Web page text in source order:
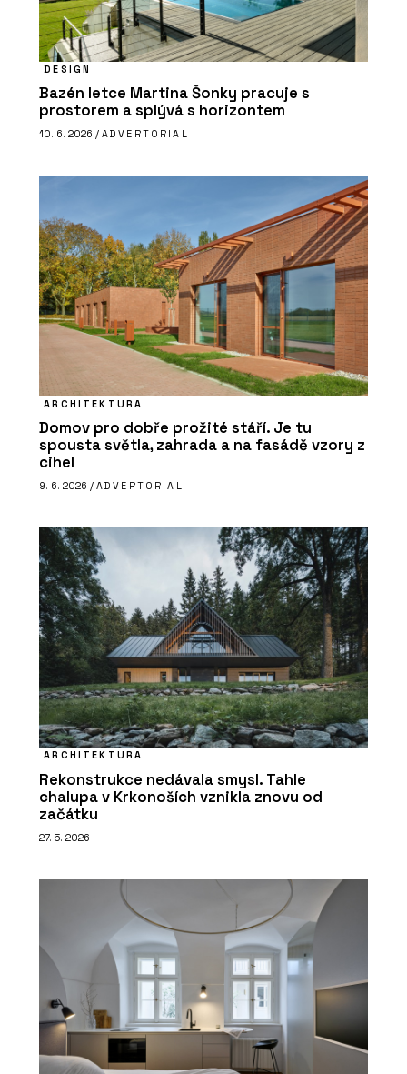
DESIGN
Bazén letce Martina Šonky pracuje s
prostorem a splývá s horizontem
10. 6. 2026 / ADVERTORIAL
ARCHITEKTURA
Domov pro dobře prožité stáří. Je tu
spousta světla, zahrada a na fasádě vzory z
cihel
9. 6. 2026 / ADVERTORIAL
ARCHITEKTURA
Rekonstrukce nedávala smysl. Tahle
chalupa v Krkonoších vznikla znovu od
začátku
27. 5. 2026